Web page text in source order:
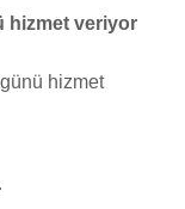
hizmet veriyor
hizmet